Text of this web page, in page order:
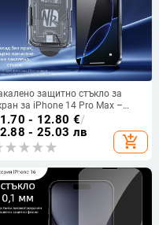
защитно стъкло за
за iPhone 14 Pro Max –
покритие, прахоустойчиво,
на поверителността.
- 12.80 €/
- 25.03 лв
add_shopping_cart